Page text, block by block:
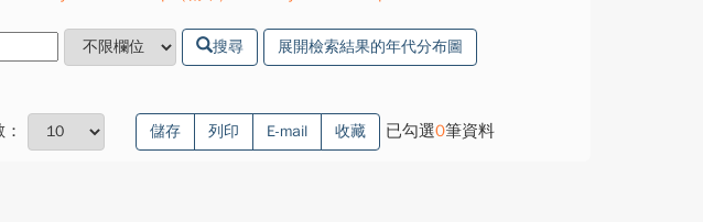
搜尋 展開檢索結果的年代分布圖
儲存 列印 E-mail 收藏 已勾選0筆資料